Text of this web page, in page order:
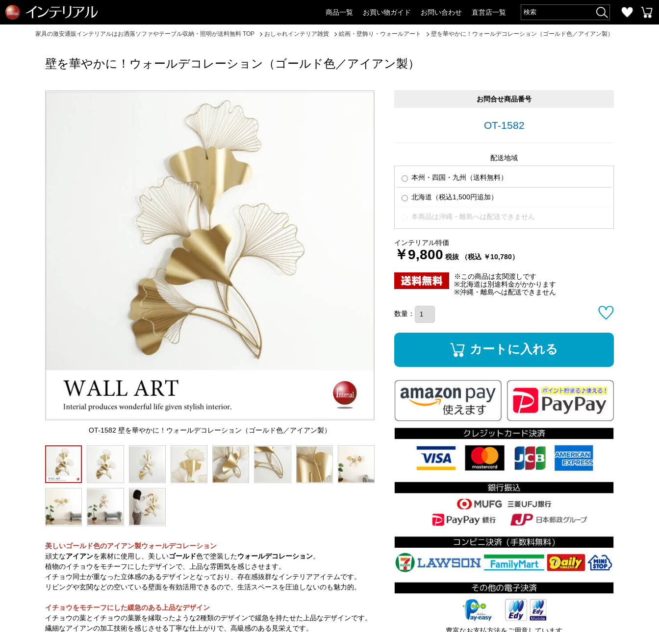
商品一覧 お買い物ガイド お問い合わせ 直営店一覧
家具の激安通販インテリアルはお洒落ソファやテーブル収納・照明が送料無料 TOP おしゃれインテリア雑貨 絵画・壁飾り・ウォールアート 壁を華やかに！ウォールデコレーション（ゴールド色／アイアン製）
壁を華やかに！ウォールデコレーション（ゴールド色／アイアン製）
OT-1582 壁を華やかに！ウォールデコレーション（ゴールド色／アイアン製）
美しいゴールド色のアイアン製ウォールデコレーション
頑丈なアイアンを素材に使用し、美しいゴールド色で塗装したウォールデコレーション。
植物のイチョウをモチーフにしたデザインで、上品な雰囲気を感じさせます。
イチョウ同士が重なった立体感のあるデザインとなっており、存在感抜群なインテリアアイテムです。
リビングや玄関などの空いている壁面を有効活用できるので、生活スペースを圧迫しないのも魅力的。
イチョウをモチーフにした緩急のある上品なデザイン
イチョウの葉とイチョウの葉脈を縁取ったような2種類のデザインで緩急を持たせた上品なデザインです。
繊細なアイアンの加工技術を感じさせる丁寧な仕上がりで、高級感のある見栄えです。
お問合せ商品番号
OT-1582
配送地域
本州・四国・九州（送料無料）
北海道（税込1,500円追加）
本商品は沖縄・離島へは配送できません
インテリアル特価
￥9,800 税抜 （税込 ￥10,780）
※この商品は玄関渡しです
※北海道は別途料金がかかります
※沖縄・離島へは配送できません
数量：
カートに入れる
豊富なお支払方法をご用意しています